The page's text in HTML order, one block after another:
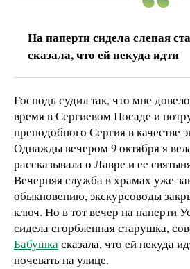
На паперти сидела слепая
сказала, что ей некуда идти
Господь судил так, что мне
время в Сергиевом Посаде и
преподобного Сергия в качестве
Однажды вечером 9 октября я
рассказывала о Лавре и ее
Вечерняя служба в храмах уже
обыкновению, экскурсоводы
ключ. Но в тот вечер на паперти
сидела сгорбленная старушка,
Бабушкасказала, что ей некуда
ночевать на улице.